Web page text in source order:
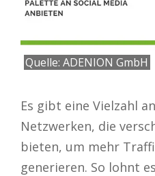
Quelle: ADENION GmbH
Es gibt eine Vielzahl
Netzwerken, die
bieten, um mehr
generieren. So lohnt